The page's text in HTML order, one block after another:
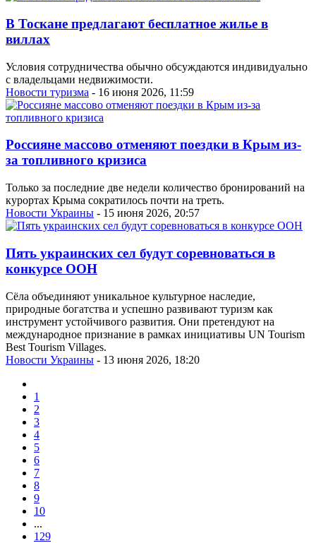
В Тоскане предлагают бесплатное жилье в
виллах
Условия сотрудничества обычно обсуждаются индивидуально
с владельцами недвижимости.
Новости туризма - 16 июня 2026, 11:59
Россияне массово отменяют поездки в Крым из-
за топливного кризиса
Только за последние две недели количество бронирований на
курортах Крыма сократилось почти на треть.
Новости Украины - 15 июня 2026, 20:57
Пять украинских сел будут соревноваться в
конкурсе ООН
Сёла объединяют уникальное культурное наследие,
природные богатства и успешно развивают туризм как
инструмент устойчивого развития. Они претендуют на
международное признание в рамках инициативы UN Tourism
Best Tourism Villages.
Новости Украины - 13 июня 2026, 18:20
1
2
3
4
5
6
7
8
9
10
...
129